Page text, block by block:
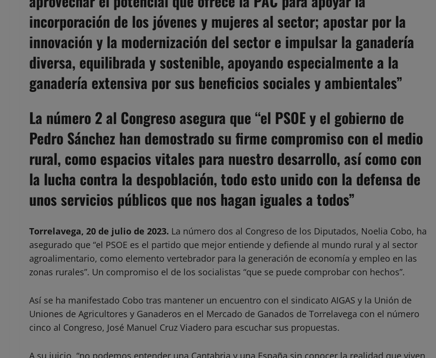
incorporación de los jóvenes y mujeres al sector; apostar por la
innovación y la modernización del sector e impulsar la ganadería
diversa, equilibrada y sostenible, apoyando especialmente a la
ganadería extensiva por sus beneficios sociales y ambientales”
La número 2 al Congreso asegura que “el PSOE y el gobierno de
Pedro Sánchez han demostrado su firme compromiso con el medio
rural, como espacios vitales para nuestro desarrollo, así como con
la lucha contra la despoblación, todo esto unido con la defensa de
unos servicios públicos que nos hagan iguales a todos”
Torrelavega, 20 de julio de 2023. La número dos al Congreso de los Diputados, Noelia Cobo, ha
asegurado que “el PSOE es el partido que mejor entiende y defiende al mundo rural y al sector
agroalimentario, como elemento vertebrador para la generación de economía y empleo en las
zonas rurales”. Un compromiso el de los socialistas “que se puede comprobar con hechos”.
Así se ha manifestado Cobo tras mantener un encuentro con el sindicato AIGAS y la Unión de
Uniones de Agricultores y Ganaderos en el Mercado de Ganados de Torrelavega con el número
cinco al Congreso, José Manuel Cruz Viadero para escuchar sus propuestas.
A su juicio, “no podemos entender una Cantabria y una España sin conocer la realidad que viven